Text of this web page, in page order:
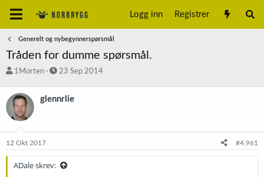
Logg inn Registrer
Generelt og nybegynnerspørsmål
Tråden for dumme spørsmål.
T
å
d
s
a
r
t
e
1Morten
S
r
a
o
23 Sep 2014
glennrlie
12 Okt 2017 #4.961
ADale skrev: